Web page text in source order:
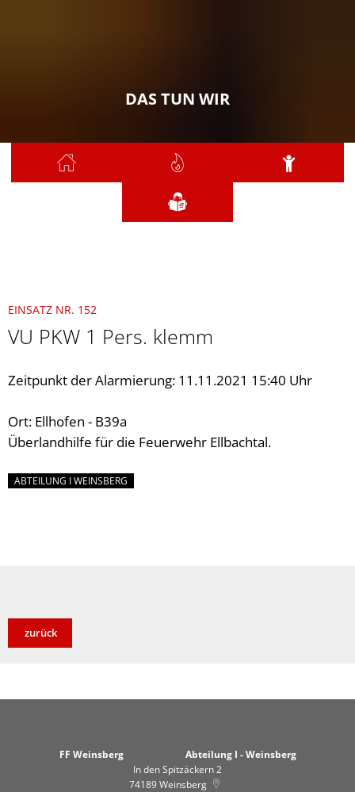
DAS TUN WIR
EINSATZ NR. 152
VU PKW 1 Pers. klemm
Zeitpunkt der Alarmierung: 11.11.2021 15:40 Uhr
Ort: Ellhofen - B39a
Überlandhilfe für die Feuerwehr Ellbachtal.
ABTEILUNG I WEINSBERG
zurück
FF Weinsberg Abteilung I - Weinsberg
In den Spitzäckern 2
74189Weinsberg